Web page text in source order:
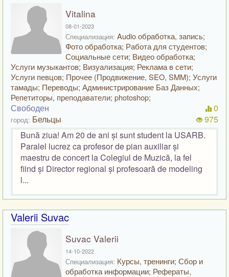
Vitalina
08-01-2023
Специализация: Audio обработка, запись;
Фото обработка; Работа для студентов;
Социальные сети; Видео обработка;
Услуги музыкантов; Визуализация; Реклама в сети;
Услуги певцов; Прочее (Продвижение, SEO, SMM); Услуги
тамады; Переводы; Администрирование Баз Данных;
Репетиторы, преподаватели; photoshop;
Свободен
город: Бельцы
0
975
Bună ziua! Am 20 de ani și sunt student la USARB.
Paralel lucrez ca profesor de pian auxiliar și
maestru de concert la Colegiul de Muzică, la fel
fiind și Director regional și profesoară de modeling
l...
Valerii Suvac
Suvac Valerii
14-10-2022
Специализация: Курсы, тренинги; Сбор и
обработка информации; Рефераты,